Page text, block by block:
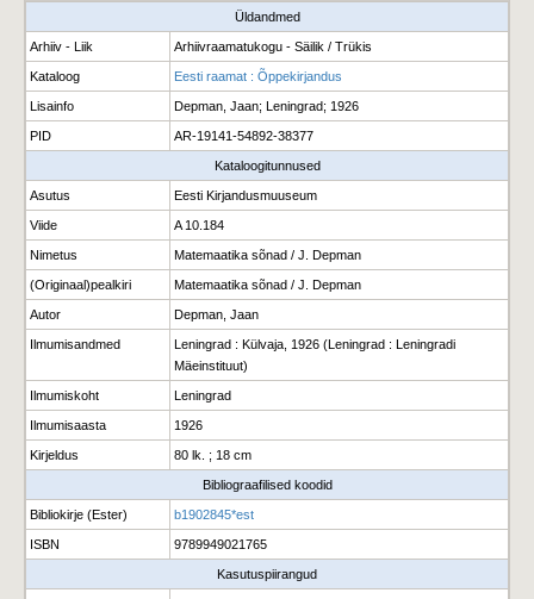
Üldandmed
Arhiiv - Liik Arhiivraamatukogu - Säilik / Trükis
Kataloog Eesti raamat : Õppekirjandus
Lisainfo Depman, Jaan; Leningrad; 1926
PID AR-19141-54892-38377
Kataloogitunnused
Asutus Eesti Kirjandusmuuseum
Viide A 10.184
Nimetus Matemaatika sõnad / J. Depman
(Originaal)pealkiri Matemaatika sõnad / J. Depman
Autor Depman, Jaan
Ilmumisandmed
Leningrad : Külvaja, 1926 (Leningrad : Leningradi
Mäeinstituut)
Ilmumiskoht Leningrad
Ilmumisaasta 1926
Kirjeldus 80 lk. ; 18 cm
Bibliograafilised koodid
Bibliokirje (Ester) b1902845*est
ISBN 9789949021765
Kasutuspiirangud